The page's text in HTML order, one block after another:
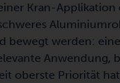
Kran-Applikation
bewegt werden: eine
Anwendung,
oberste Priorität